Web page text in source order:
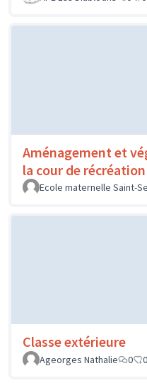
Aménagement et
la cour de récréation
Ecole maternelle Saint-
Classe extérieure
Ageorges Nathalie
0 0